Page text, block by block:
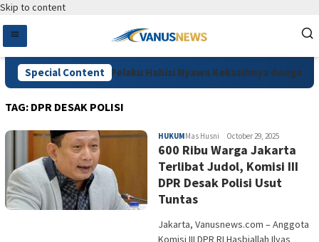
Skip to content
Special Content
Diduga Cemburu, Pelaku Habisi Nyawa Kekasihnya dengan
TAG: DPR DESAK POLISI
HUKUMMas Husni October 29, 2025
600 Ribu Warga Jakarta
Terlibat Judol, Komisi III
DPR Desak Polisi Usut
Tuntas
Jakarta, Vanusnews.com – Anggota
Komisi III DPR RI Hasbiallah Ilyas